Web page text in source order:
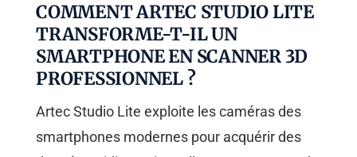
COMMENT ARTEC STUDIO LITE
TRANSFORME-T-IL UN
SMARTPHONE EN SCANNER 3D
PROFESSIONNEL ?
Artec Studio Lite exploite les caméras des
smartphones modernes pour acquérir des